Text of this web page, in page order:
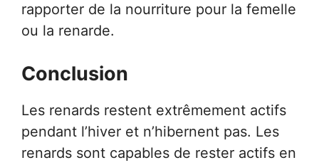
rapporter de la nourriture pour la femelle
ou la renarde.
Conclusion
Les renards restent extrêmement actifs
pendant l’hiver et n’hibernent pas. Les
renards sont capables de rester actifs en